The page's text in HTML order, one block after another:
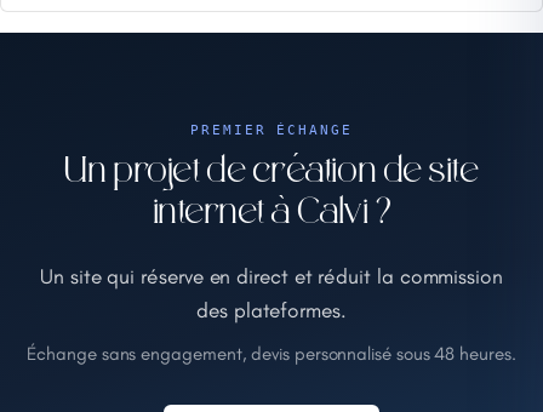
PREMIER ÉCHANGE
Un projet de création de site
internet à Calvi ?
Un site qui réserve en direct et réduit la commission
des plateformes.
Échange sans engagement, devis personnalisé sous 48 heures.